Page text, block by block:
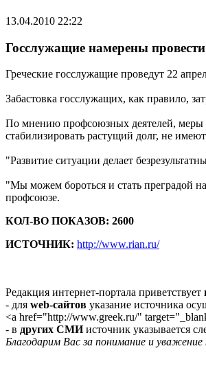
13.04.2010 22:22
Госслужащие намерены
Греческие госслужащие проведут 22
Забастовка госслужащих, как правило,
По мнению профсоюзных деятелей, меры
стабилизировать растущий долг, не
"Развитие ситуации делает
"Мы можем бороться и стать преградой
профсоюзе.
КОЛ-ВО ПОКАЗОВ: 2600
ИСТОЧНИК: http://www.rian.ru/
Редакция интернет-портала приветствует
- для web-сайтов указание источника
<a href="http://www.greek.ru/"
- в других СМИисточник указывается
Благодарим Вас за понимание и